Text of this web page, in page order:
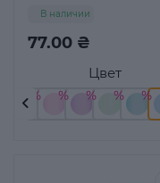
Цвет
77.00 ₴
В наличии